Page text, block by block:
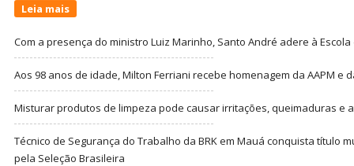
Leia mais
Com a presença do ministro Luiz Marinho, Santo André adere à
Aos 98 anos de idade, Milton Ferriani recebe homenagem da AAPM e
Misturar produtos de limpeza pode causar irritações, queimaduras e
Técnico de Segurança do Trabalho da BRK em Mauá conquista título
pela Seleção Brasileira